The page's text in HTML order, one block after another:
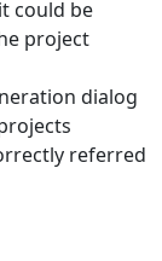
could be
project
dialog
referred